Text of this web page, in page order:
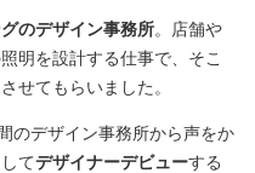
のデザイン事務所。店舗や
明を設計する仕事で、そこ
せてもらいました。
のデザイン事務所から声をか
てデザイナーデビューする